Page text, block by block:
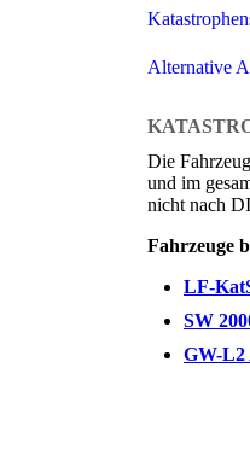
Alternative
Die
und im
nicht nach
Fahrzeuge
LF-
SW
GW-L2